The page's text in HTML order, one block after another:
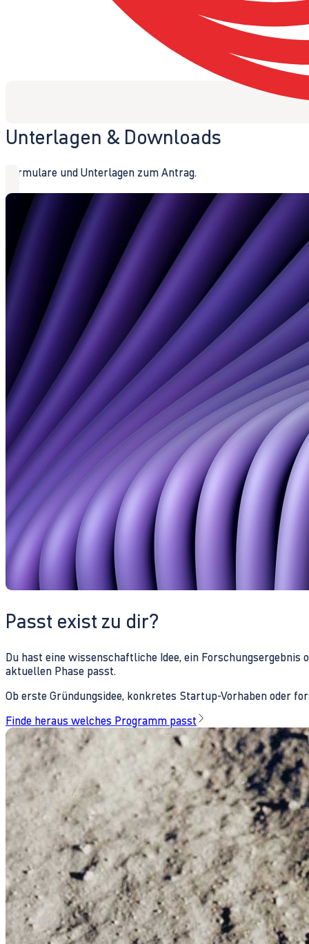
Unterlagen & Downloads
Formulare und Unterlagen zum Antrag.
Passt exist zu dir?
Du hast eine wissenschaftliche Idee, ein
aktuellen Phase passt.
Ob erste Gründungsidee, konkretes Startup-Vorhaben oder
Finde heraus welches Programm passt